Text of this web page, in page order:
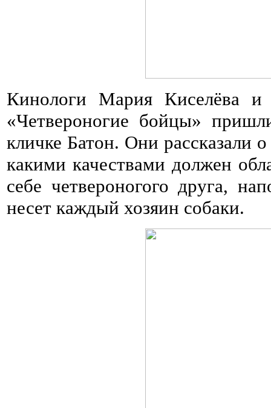
Кинологи Мария Киселёва
«Четвероногие бойцы»
кличке Батон. Они рассказали
какими качествами должен
себе четвероногого друга,
несет каждый хозяин собаки.